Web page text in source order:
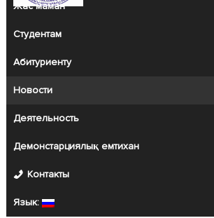
Жас маман
Студентам
Абитуриенту
Новости
Деятельность
Демонстарциялық емтихан
Контакты
Язык: